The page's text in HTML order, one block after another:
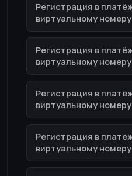
Регистрация в
виртуальному номеру
Регистрация в
виртуальному номеру
Регистрация в
виртуальному номеру
Регистрация в
виртуальному номеру